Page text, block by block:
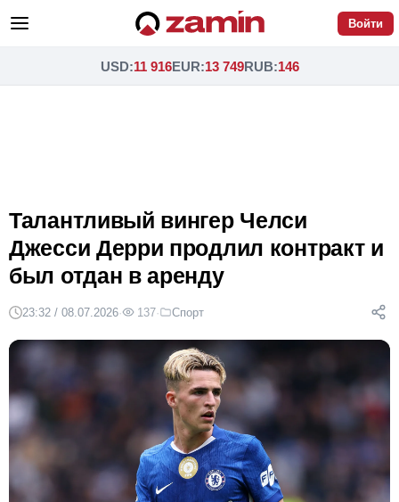
Войти
USD:11 916EUR:13 749RUB:146
Талантливый вингер Челси
Джесси Дерри продлил контракт и
был отдан в аренду
23:32 / 08.07.2026· 137· Спорт